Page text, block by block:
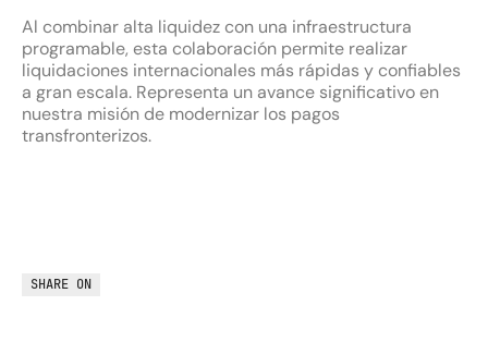
SHARE ON
Al combinar alta liquidez con una infraestructura
programable, esta colaboración permite realizar
liquidaciones internacionales más rápidas y confiables
a gran escala. Representa un avance significativo en
nuestra misión de modernizar los pagos
transfronterizos.